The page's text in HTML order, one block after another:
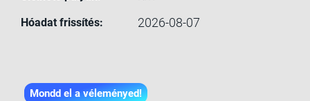
Hóadat frissítés: 2026-08-07
Mondd el a véleményed!